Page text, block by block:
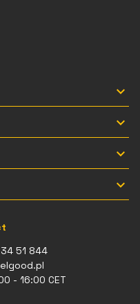




51 844
- 16:00 CET